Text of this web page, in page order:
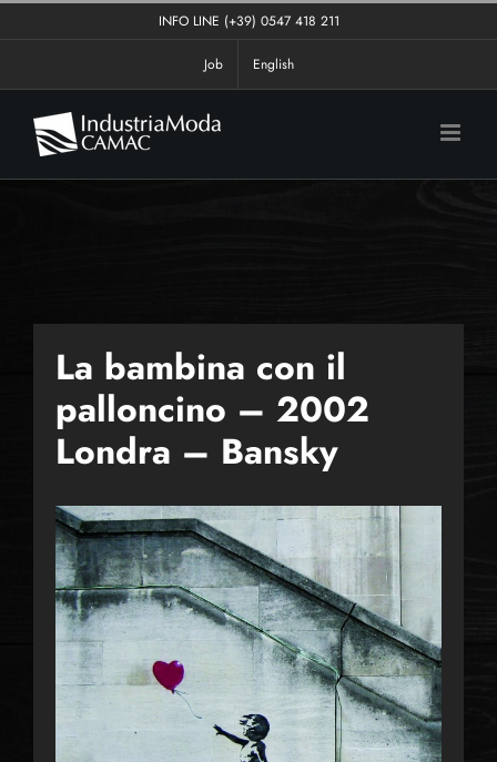
INFO LINE (+39) 0547 418 211
Job English
La bambina con il
palloncino – 2002
Londra – Bansky